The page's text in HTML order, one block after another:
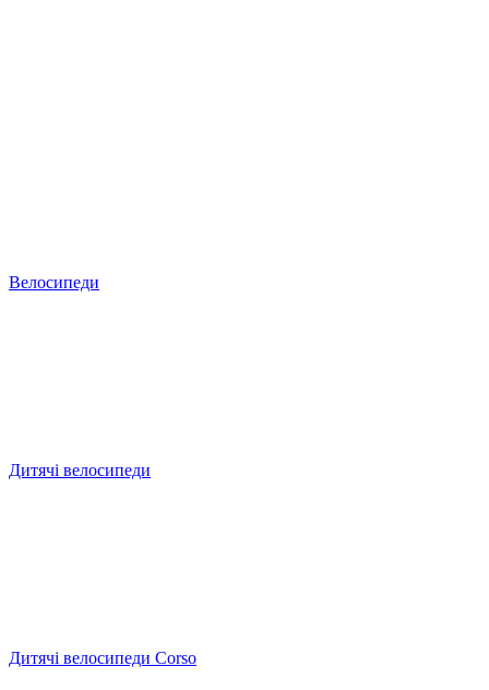
Велосипеди
Дитячі велосипеди
Дитячі велосипеди Corso